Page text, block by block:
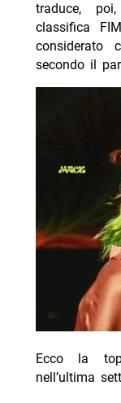
traduce,
classifica
considerato
secondo il
Ecco la
nell’ultima